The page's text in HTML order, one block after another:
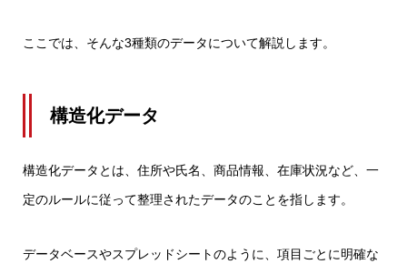
ここでは、そんな3種類のデータについて解説します。
構造化データ
構造化データとは、住所や氏名、商品情報、在庫状況など、一
定のルールに従って整理されたデータのことを指します。
データベースやスプレッドシートのように、項目ごとに明確な